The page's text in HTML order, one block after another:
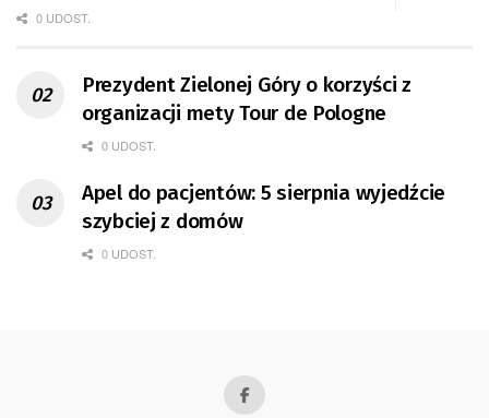
0 UDOST.
Prezydent Zielonej Góry o korzyści z
organizacji mety Tour de Pologne
0 UDOST.
Apel do pacjentów: 5 sierpnia wyjedźcie
szybciej z domów
0 UDOST.